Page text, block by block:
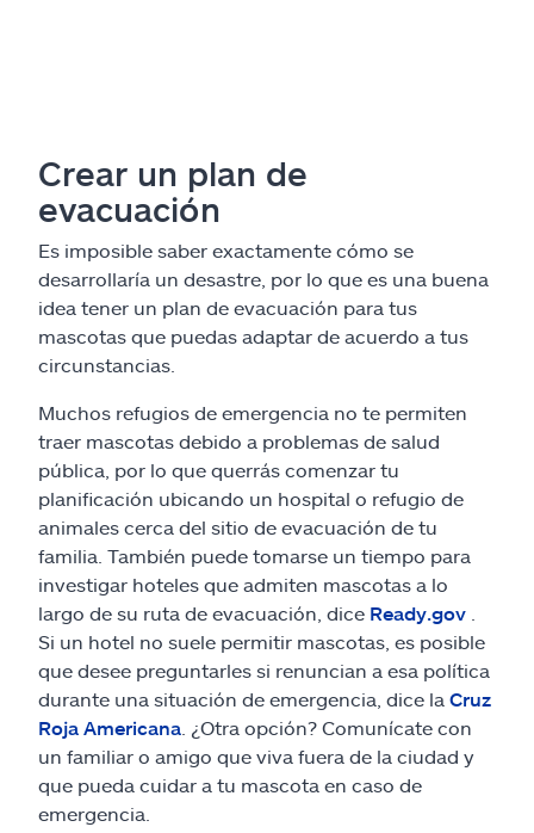
Crear un plan de
evacuación
Es imposible saber exactamente cómo se
desarrollaría un desastre, por lo que es una buena
idea tener un plan de evacuación para tus
mascotas que puedas adaptar de acuerdo a tus
circunstancias.
Muchos refugios de emergencia no te permiten
traer mascotas debido a problemas de salud
pública, por lo que querrás comenzar tu
planificación ubicando un hospital o refugio de
animales cerca del sitio de evacuación de tu
familia. También puede tomarse un tiempo para
investigar hoteles que admiten mascotas a lo
largo de su ruta de evacuación, dice Ready.gov
Si un hotel no suele permitir mascotas, es posible
que desee preguntarles si renuncian a esa política
durante una situación de emergencia, dice la Cruz
Roja Americana . ¿Otra opción? Comunícate con
un familiar o amigo que viva fuera de la ciudad y
que pueda cuidar a tu mascota en caso de
emergencia.